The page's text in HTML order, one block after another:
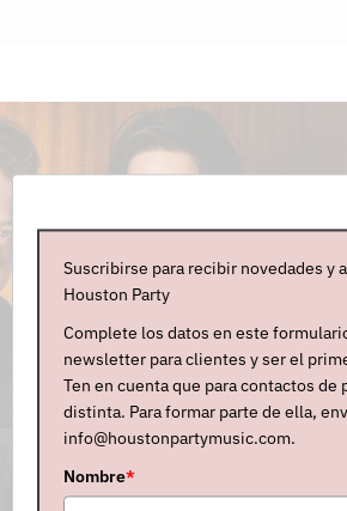
Suscribirse para recibir novedades y
Houston Party
Complete los datos en este
newsletter para clientes y ser el
Ten en cuenta que para contactos
distinta. Para formar parte de ella,
info@houstonpartymusic.com.
Nombre*